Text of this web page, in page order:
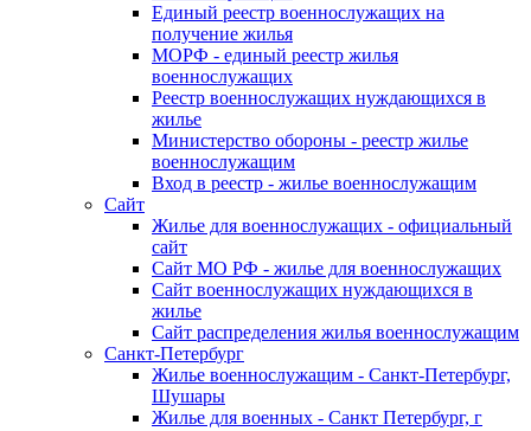
Единый реестр военнослужащих на
получение жилья
МОРФ - единый реестр жилья
военнослужащих
Реестр военнослужащих нуждающихся в
жилье
Министерство обороны - реестр жилье
военнослужащим
Вход в реестр - жилье военнослужащим
Сайт
Жилье для военнослужащих - официальный
сайт
Сайт МО РФ - жилье для военнослужащих
Сайт военнослужащих нуждающихся в
жилье
Сайт распределения жилья военнослужащим
Санкт-Петербург
Жилье военнослужащим - Санкт-Петербург,
Шушары
Жилье для военных - Санкт Петербург, г